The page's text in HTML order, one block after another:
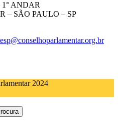
ANDAR
– SÃO PAULO – SP
2024